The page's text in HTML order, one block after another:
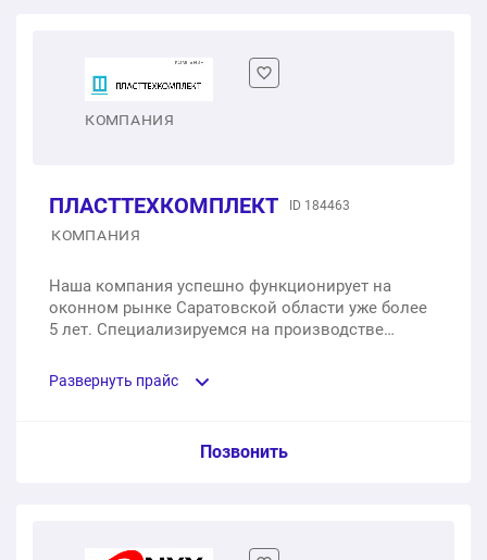
от 13 000 ₽
КОМПАНИЯ
ПЛАСТТЕХКОМПЛЕКТ
ID 184463
КОМПАНИЯ
Наша компания успешно функционирует на
оконном рынке Саратовской области уже более
5 лет. Специализируемся на производстве
и Brusbox.
Развернуть прайс
Услуга из прайс-листа / Ед. изм. / Цена
от 14 000 ₽
Позвонить